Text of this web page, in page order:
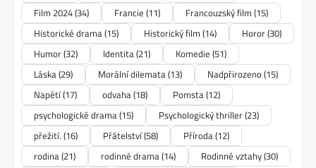
Film 2024(34) Francie (11) Francouzský film (15)
Historické drama(15) Historický film (14) Horor(30)
Humor(32) Identita(21) Komedie (51)
Láska(29) Morální dilemata(13) Nadpřirozeno(15)
Napětí(17) odvaha(18) Pomsta(12)
psychologické drama(15) Psychologický thriller(23)
přežití. (16) Přátelství(58) Příroda(12)
rodina(21) rodinné drama(14) Rodinné vztahy(30)